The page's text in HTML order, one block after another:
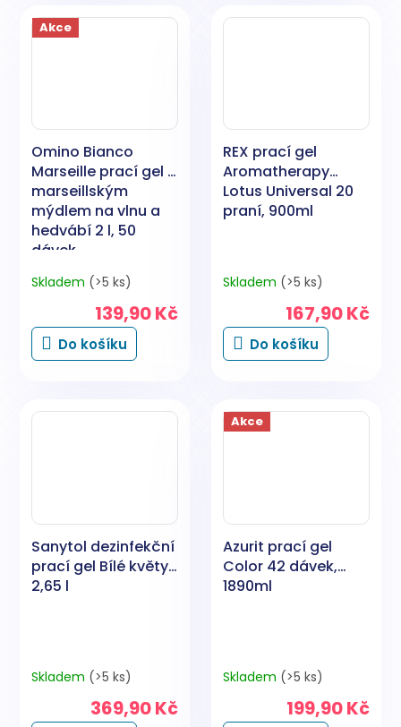
Akce
Omino Bianco
Marseille prací gel s
marseillským
mýdlem na vlnu a
hedvábí 2 l, 50
dávek
Skladem (>5 ks)
139,90 Kč
Do košíku
REX prací gel
Aromatherapy
Lotus Universal 20
praní, 900ml
Skladem (>5 ks)
167,90 Kč
Do košíku
Sanytol dezinfekční
prací gel Bílé květy,
2,65 l
Skladem (>5 ks)
369,90 Kč
Akce
Azurit prací gel
Color 42 dávek,
1890ml
Skladem (>5 ks)
199,90 Kč